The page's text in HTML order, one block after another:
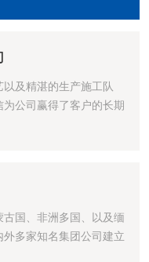
及精湛的生产施工队
公司赢得了客户的长期
国、非洲多国、以及缅
多家知名集团公司建立